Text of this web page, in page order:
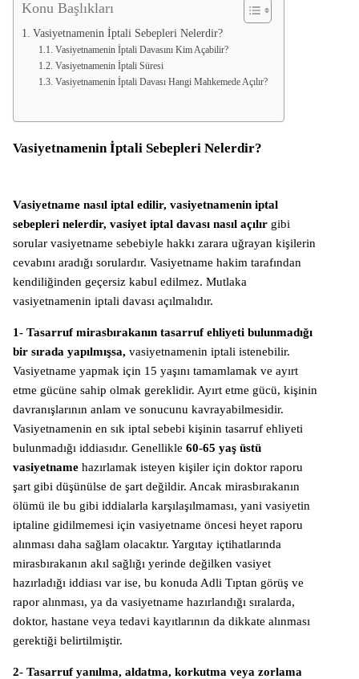
Konu Başlıkları
Vasiyetnamenin İptali Sebepleri Nelerdir?
Vasiyetnamenin İptali Davasını Kim Açabilir?
Vasiyetnamenin İptali Süresi
Vasiyetnamenin İptali Davası Hangi Mahkemede Açılır?
Vasiyetnamenin İptali Sebepleri Nelerdir?
Vasiyetname nasıl iptal edilir, vasiyetnamenin iptal
sebepleri nelerdir, vasiyet iptal davası nasıl açılır gibi
sorular vasiyetname sebebiyle hakkı zarara uğrayan kişilerin
cevabını aradığı sorulardır. Vasiyetname hakim tarafından
kendiliğinden geçersiz kabul edilmez. Mutlaka
vasiyetnamenin iptali davası açılmalıdır.
1- Tasarruf mirasbırakanın tasarruf ehliyeti bulunmadığı
bir sırada yapılmışsa, vasiyetnamenin iptali istenebilir.
Vasiyetname yapmak için 15 yaşını tamamlamak ve ayırt
etme gücüne sahip olmak gereklidir. Ayırt etme gücü, kişinin
davranışlarının anlam ve sonucunu kavrayabilmesidir.
Vasiyetnamenin en sık iptal sebebi kişinin tasarruf ehliyeti
bulunmadığı iddiasıdır. Genellikle 60-65 yaş üstü
vasiyetname hazırlamak isteyen kişiler için doktor raporu
şart gibi düşünülse de şart değildir. Ancak mirasbırakanın
ölümü ile bu gibi iddialarla karşılaşılmaması, yani vasiyetin
iptaline gidilmemesi için vasiyetname öncesi heyet raporu
alınması daha sağlam olacaktır. Yargıtay içtihatlarında
mirasbırakanın akıl sağlığı yerinde değilken vasiyet
hazırladığı iddiası var ise, bu konuda Adli Tıptan görüş ve
rapor alınması, ya da vasiyetname hazırlandığı sıralarda,
doktor, hastane veya tedavi kayıtlarının da dikkate alınması
gerektiği belirtilmiştir.
2- Tasarruf yanılma, aldatma, korkutma veya zorlama